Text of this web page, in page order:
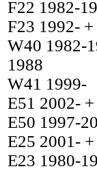
F22 1982-
F23 1992- +
W40 1982-
1988
W41 1999-
E51 2002- +
E50 1997-
E25 2001- +
E23 1980-